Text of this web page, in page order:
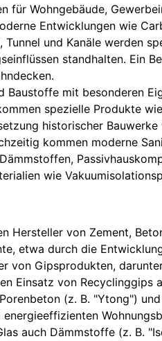
für Wohngebäude,
Entwicklungen wie
Tunnel und Kanäle werden
standhalten. Ein
Baustoffe mit besonderen
spezielle Produkte
historischer
kommen moderne
wie
Hersteller von Zement,
etwa durch die
von Gipsprodukten,
Einsatz von Recyclinggips
(z. B. "Ytong")
auch Dämmstoffe (z. B.